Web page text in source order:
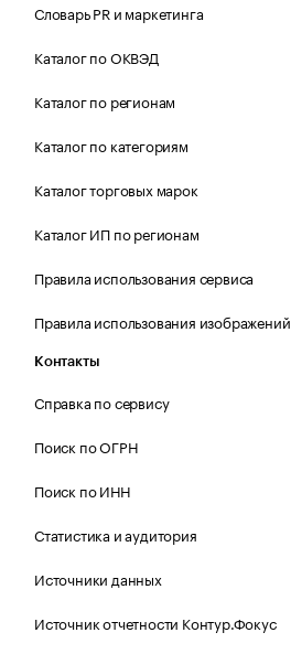
Словарь PR и маркетинга
Каталог по ОКВЭД
Каталог по регионам
Каталог по категориям
Каталог торговых марок
Каталог ИП по регионам
Правила использования сервиса
Правила использования изображений
Контакты
Справка по сервису
Поиск по ОГРН
Поиск по ИНН
Статистика и аудитория
Источники данных
Источник отчетности Контур.Фокус